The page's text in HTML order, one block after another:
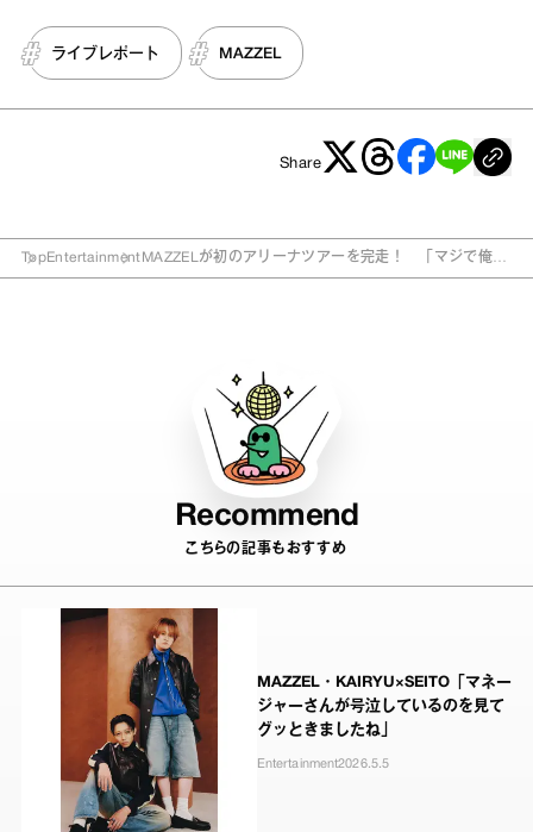
ライブレポート MAZZEL
Share
TopEntertainment MAZZELが初のアリーナツアーを完走！ 「マジで俺た
Recommend
こちらの記事もおすすめ
MAZZEL・KAIRYU×SEITO「マネー
ジャーさんが号泣しているのを見て
グッときましたね」
Entertainment2026.5.5